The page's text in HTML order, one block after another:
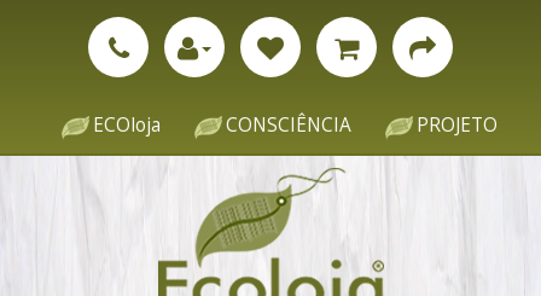
ECOloja CONSCIÊNCIA PROJETO